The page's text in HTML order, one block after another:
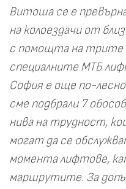
Витоша се е
на колоездачи от
с помощта на
специалните МТБ
София е още по-
сме подбрали 7
нива на трудност,
могат да се
момента лифтове,
маршрутите. За